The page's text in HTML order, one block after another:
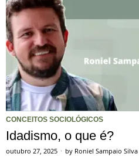
CONCEITOS SOCIOLÓGICOS
Idadismo, o que é?
outubro 27, 2025 by Roniel Sampaio Silva